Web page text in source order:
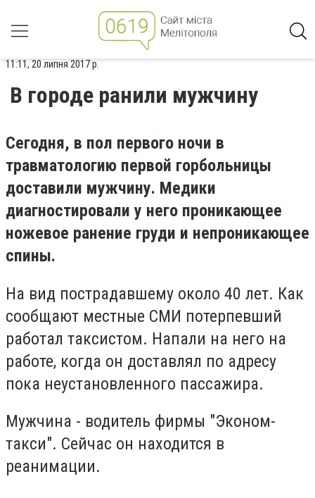
11:11, 20 липня 2017 р.
В городе ранили мужчину
Сегодня, в пол первого ночи в
травматологию первой горбольницы
доставили мужчину. Медики
диагностировали у него проникающее
ножевое ранение груди и непроникающее
спины.
На вид пострадавшему около 40 лет. Как
сообщают местные СМИ потерпевший
работал таксистом. Напали на него на
работе, когда он доставлял по адресу
пока неустановленного пассажира.
Мужчина - водитель фирмы "Эконом-
такси". Сейчас он находится в
реанимации.